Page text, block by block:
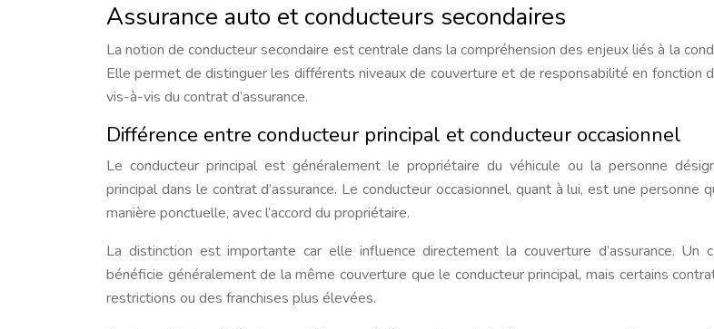
Assurance auto et conducteurs secondaires
La notion de conducteur secondaire est centrale dans la compréhension des enjeux liés à la
Elle permet de distinguer les différents niveaux de couverture et de responsabilité en fonction
vis-à-vis du contrat d’assurance.
Différence entre conducteur principal et conducteur occasionnel
Le conducteur principal est généralement le propriétaire du véhicule ou la personne
principal dans le contrat d’assurance. Le conducteur occasionnel, quant à lui, est une personne
manière ponctuelle, avec l’accord du propriétaire.
La distinction est importante car elle influence directement la couverture d’assurance. Un
bénéficie généralement de la même couverture que le conducteur principal, mais certains
restrictions ou des franchises plus élevées.